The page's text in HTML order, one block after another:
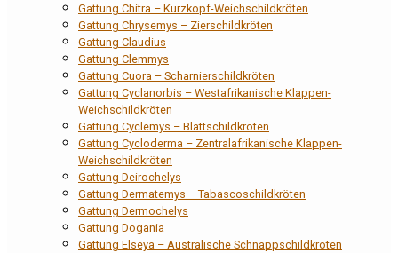
Gattung Chitra – Kurzkopf-Weichschildkröten
Gattung Chrysemys – Zierschildkröten
Gattung Claudius
Gattung Clemmys
Gattung Cuora – Scharnierschildkröten
Gattung Cyclanorbis – Westafrikanische Klappen-
Weichschildkröten
Gattung Cyclemys – Blattschildkröten
Gattung Cycloderma – Zentralafrikanische Klappen-
Weichschildkröten
Gattung Deirochelys
Gattung Dermatemys – Tabascoschildkröten
Gattung Dermochelys
Gattung Dogania
Gattung Elseya – Australische Schnappschildkröten